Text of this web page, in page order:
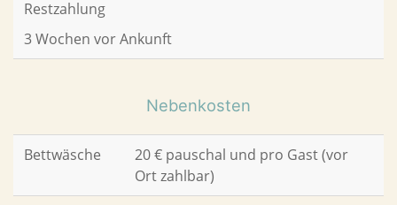
Restzahlung
3 Wochen vor Ankunft
Nebenkosten
Bettwäsche
20 € pauschal und pro Gast (vor
Ort zahlbar)